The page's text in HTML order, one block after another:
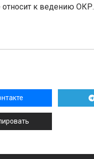
относит к ведению ОКР.